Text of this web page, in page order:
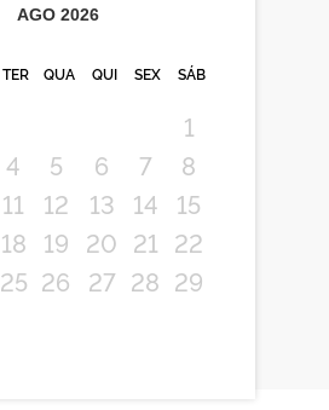
AGO 2026
TER QUA QUI SEX SÁB
1
4 5 6 7
8
11 12 13 14
15
18 19 20 21
22
25 26 27 28 29